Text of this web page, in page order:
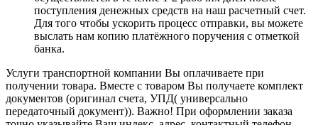
поступления денежных средств на наш расчетный счет.
Для того чтобы ускорить процесс отправки, вы можете
выслать нам копию платёжного поручения с отметкой
банка.
Услуги транспортной компании Вы оплачиваете при
получении товара. Вместе с товаром Вы получаете комплект
документов (оригинал счета, УПД( универсально
передаточный документ)). Важно! При оформлении заказа